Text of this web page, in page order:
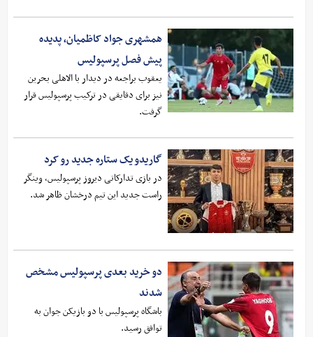
همشهری جواد کاظمیان، پدیده
پیش فصل پرسپولیس
یعقوب براجعه در دیدار با الاهلی بحرین
نیز برای دقایقی در ترکیب پرسپولیس قرار
گرفت.
گاریدو یک ستاره جدید رو کرد
در بازی تدارکاتی دیروز پرسپولیس، وینگر
راست جدید این تیم درخشان ظاهر شد.
دو خرید بعدی پرسپولیس مشخص
شدند
باشگاه پرسپولیس با دو بازیکن جوان به
توافق رسید.